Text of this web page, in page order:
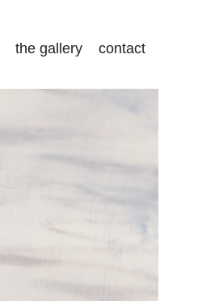
the gallery contact